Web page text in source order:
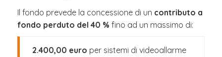
Il fondo prevede la concessione di un contributo a
fondo perduto del 40 % fino ad un massimo di:
2.400,00 euro per sistemi di videoallarme